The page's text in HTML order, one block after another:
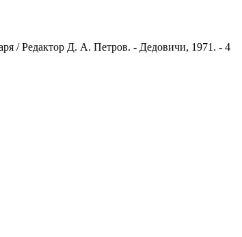
/ Редактор Д. А. Петров. - Дедовичи, 1971. - 4